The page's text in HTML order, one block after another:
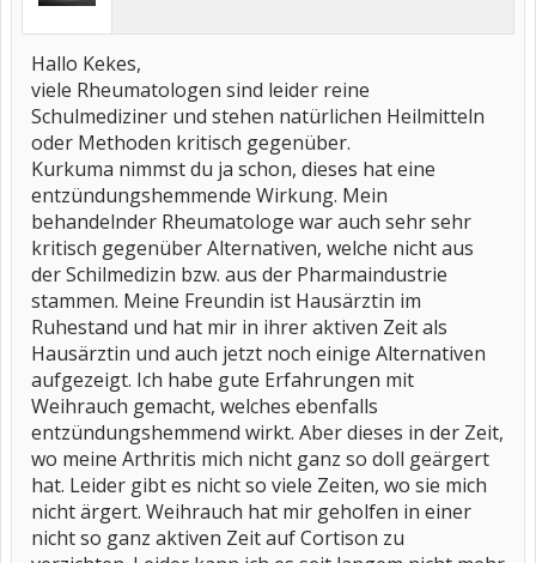
Hallo Kekes,
viele Rheumatologen sind leider reine
Schulmediziner und stehen natürlichen Heilmitteln
oder Methoden kritisch gegenüber.
Kurkuma nimmst du ja schon, dieses hat eine
entzündungshemmende Wirkung. Mein
behandelnder Rheumatologe war auch sehr sehr
kritisch gegenüber Alternativen, welche nicht aus
der Schilmedizin bzw. aus der Pharmaindustrie
stammen. Meine Freundin ist Hausärztin im
Ruhestand und hat mir in ihrer aktiven Zeit als
Hausärztin und auch jetzt noch einige Alternativen
aufgezeigt. Ich habe gute Erfahrungen mit
Weihrauch gemacht, welches ebenfalls
entzündungshemmend wirkt. Aber dieses in der Zeit,
wo meine Arthritis mich nicht ganz so doll geärgert
hat. Leider gibt es nicht so viele Zeiten, wo sie mich
nicht ärgert. Weihrauch hat mir geholfen in einer
nicht so ganz aktiven Zeit auf Cortison zu